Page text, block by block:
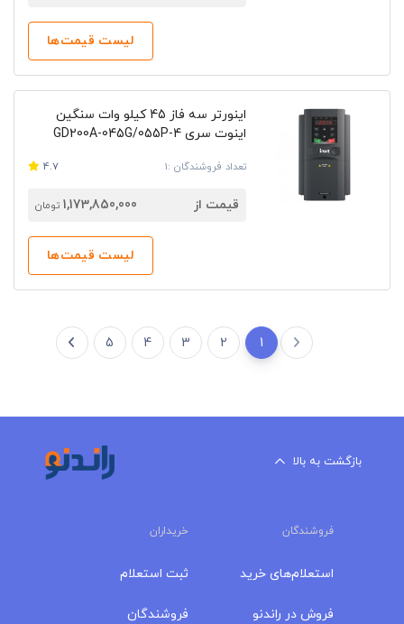
لیست قیمت‌ها
اینورتر سه فاز 45 کیلو وات سنگین
اینوت سری GD200A-045G/055P-4
تعداد فروشندگان :1 4.7
قیمت از 1,173,850,000 تومان
لیست قیمت‌ها
1
2
3
4
5
بازگشت به بالا
فروشندگان خریداران
استعلام‌های خرید
فروش در راندنو
ثبت استعلام
فروشندگان